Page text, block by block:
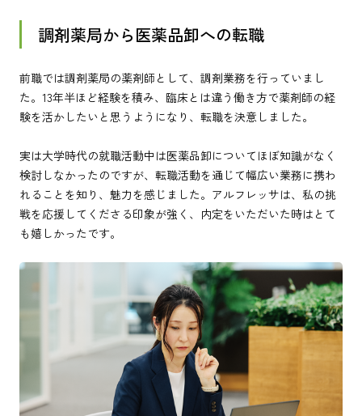
調剤薬局から医薬品卸への転職
前職では調剤薬局の薬剤師として、調剤業務を行っていまし
た。13年半ほど経験を積み、臨床とは違う働き方で薬剤師の経
験を活かしたいと思うようになり、転職を決意しました。
実は大学時代の就職活動中は医薬品卸についてほぼ知識がなく
検討しなかったのですが、転職活動を通じて幅広い業務に携わ
れることを知り、魅力を感じました。アルフレッサは、私の挑
戦を応援してくださる印象が強く、内定をいただいた時はとて
も嬉しかったです。